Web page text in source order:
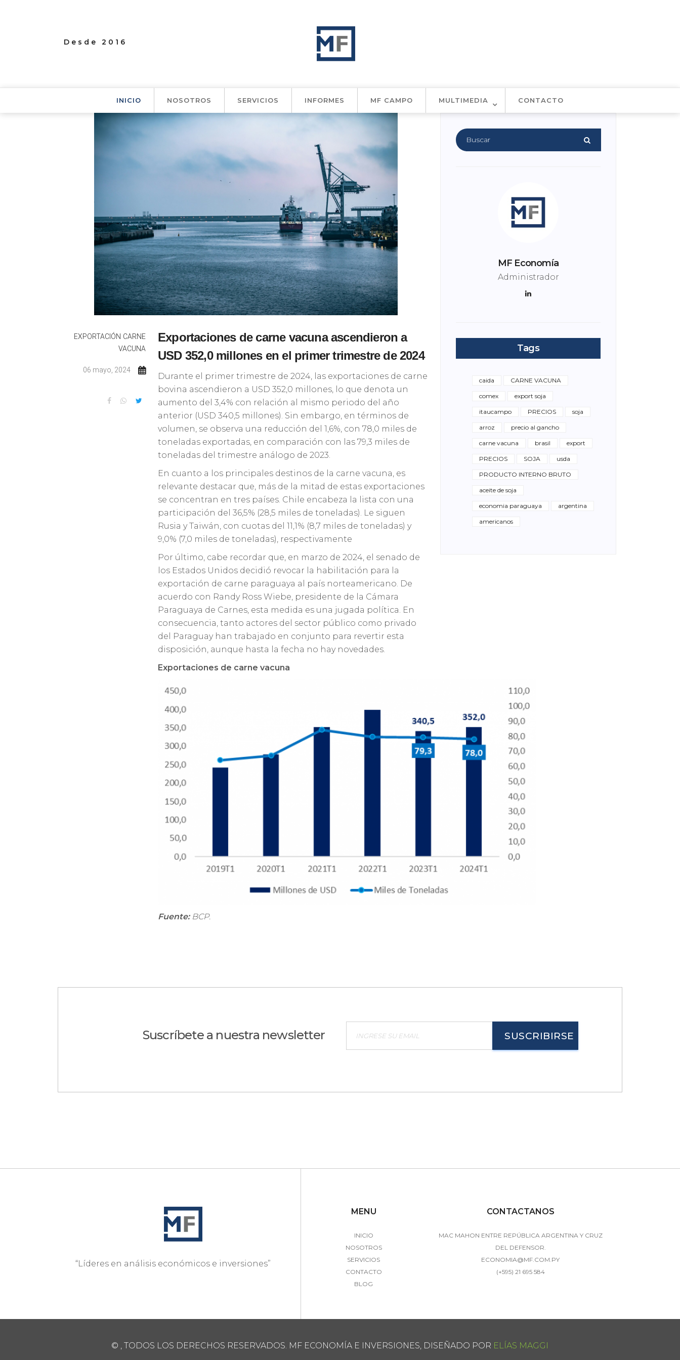
Desde 2016
INICIO NOSOTROS SERVICIOS INFORMES MF CAMPO MULTIMEDIA CONTACTO
EXPORTACIÓN CARNE
VACUNA
06 mayo, 2024
Exportaciones de carne vacuna ascendieron a
USD 352,0 millones en el primer trimestre de 2024
Durante el primer trimestre de 2024, las exportaciones de carne
bovina ascendieron a USD 352,0 millones, lo que denota un
aumento del 3,4% con relación al mismo periodo del año
anterior (USD 340,5 millones). Sin embargo, en términos de
volumen, se observa una reducción del 1,6%, con 78,0 miles de
toneladas exportadas, en comparación con las 79,3 miles de
toneladas del trimestre análogo de 2023.
En cuanto a los principales destinos de la carne vacuna, es
relevante destacar que, más de la mitad de estas exportaciones
se concentran en tres países. Chile encabeza la lista con una
participación del 36,5% (28,5 miles de toneladas). Le siguen
Rusia y Taiwán, con cuotas del 11,1% (8,7 miles de toneladas) y
9,0% (7,0 miles de toneladas), respectivamente
Por último, cabe recordar que, en marzo de 2024, el senado de
los Estados Unidos decidió revocar la habilitación para la
exportación de carne paraguaya al país norteamericano. De
acuerdo con Randy Ross Wiebe, presidente de la Cámara
Paraguaya de Carnes, esta medida es una jugada política. En
consecuencia, tanto actores del sector público como privado
del Paraguay han trabajado en conjunto para revertir esta
disposición, aunque hasta la fecha no hay novedades.
Exportaciones de carne vacuna
Fuente: BCP.
MF Economía
Administrador
Tags
caida CARNE VACUNA
comex export soja
itaucampo PRECIOS soja
arroz precio al gancho
carne vacuna brasil export
PRECIOS SOJA usda
PRODUCTO INTERNO BRUTO
aceite de soja
economia paraguaya argentina
americanos
Suscríbete a nuestra newsletter SUSCRIBIRSE
“Líderes en análisis económicos e inversiones”
MENU
INICIO
NOSOTROS
SERVICIOS
CONTACTO
BLOG
CONTACTANOS
MAC MAHON ENTRE REPÚBLICA ARGENTINA Y CRUZ
DEL DEFENSOR.
ECONOMIA@MF.COM.PY
(+595) 21 695 584
© , TODOS LOS DERECHOS RESERVADOS. MF ECONOMÍA E INVERSIONES, DISEÑADO POR ELÍAS MAGGI